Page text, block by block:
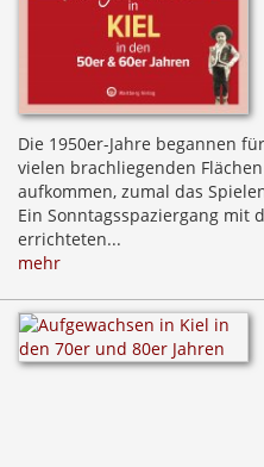
Die 1950er-Jahre begannen
vielen brachliegenden
aufkommen, zumal das
Ein Sonntagsspaziergang mit
errichteten...
mehr